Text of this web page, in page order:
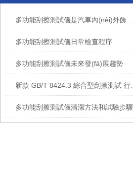
多功能刮擦測試儀日常檢查程序
多功能刮擦測試儀未來發(fā)展趨勢
多功能刮擦測試儀清潔方法和試驗步驟